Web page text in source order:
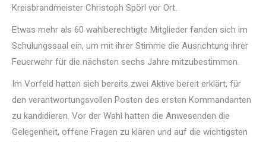
Kreisbrandmeister Christoph Spörl vor Ort.
Etwas mehr als 60 wahlberechtigte Mitglieder fanden sich im
Schulungssaal ein, um mit ihrer Stimme die Ausrichtung ihrer
Feuerwehr für die nächsten sechs Jahre mitzubestimmen.
Im Vorfeld hatten sich bereits zwei Aktive bereit erklärt, für
den verantwortungsvollen Posten des ersten Kommandanten
zu kandidieren. Vor der Wahl hatten die Anwesenden die
Gelegenheit, offene Fragen zu klären und auf die wichtigsten